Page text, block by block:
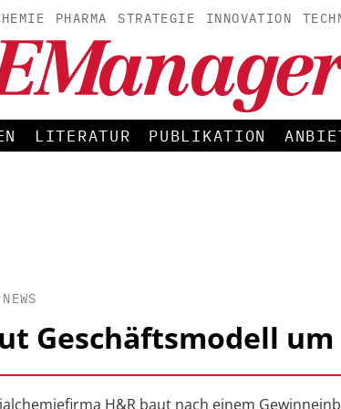
PHARMA STRATEGIE INNOVATION
LITERATUR PUBLIKATION
NEWS
Geschäftsmodell um
H&R baut nach einem